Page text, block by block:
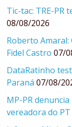
Tic-tac: TRE-PR
08/08/2026
Roberto
Fidel Castro 07/
DataRatinho
Paraná 07/08/
MP-PR
vereadora do PT